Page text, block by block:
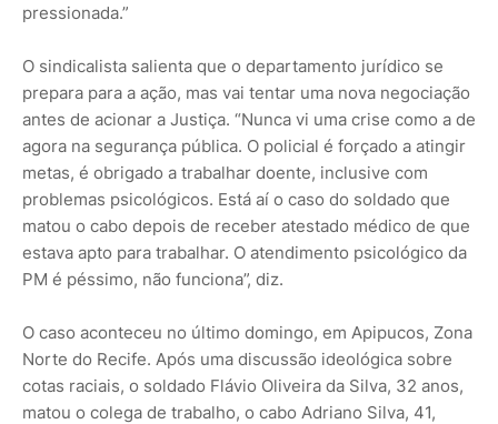
pressionada.”
O sindicalista salienta que o departamento jurídico se
prepara para a ação, mas vai tentar uma nova negociação
antes de acionar a Justiça. “Nunca vi uma crise como a de
agora na segurança pública. O policial é forçado a atingir
metas, é obrigado a trabalhar doente, inclusive com
problemas psicológicos. Está aí o caso do soldado que
matou o cabo depois de receber atestado médico de que
estava apto para trabalhar. O atendimento psicológico da
PM é péssimo, não funciona”, diz.
O caso aconteceu no último domingo, em Apipucos, Zona
Norte do Recife. Após uma discussão ideológica sobre
cotas raciais, o soldado Flávio Oliveira da Silva, 32 anos,
matou o colega de trabalho, o cabo Adriano Silva, 41,